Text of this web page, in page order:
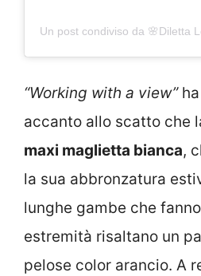
Un post condiviso da 🌸Diletta
“Working with a view”ha
accanto allo scatto che
maxi maglietta bianca,
la sua abbronzatura
lunghe gambe che
estremità risaltano un
pelose color arancio. A